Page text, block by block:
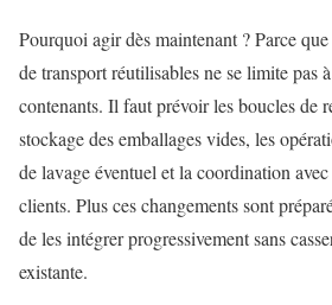
Pourquoi agir dès maintenant ? Parce
de transport réutilisables ne se limite pas
contenants. Il faut prévoir les boucles de
stockage des emballages vides, les
de lavage éventuel et la coordination
clients. Plus ces changements sont
de les intégrer progressivement sans
existante.